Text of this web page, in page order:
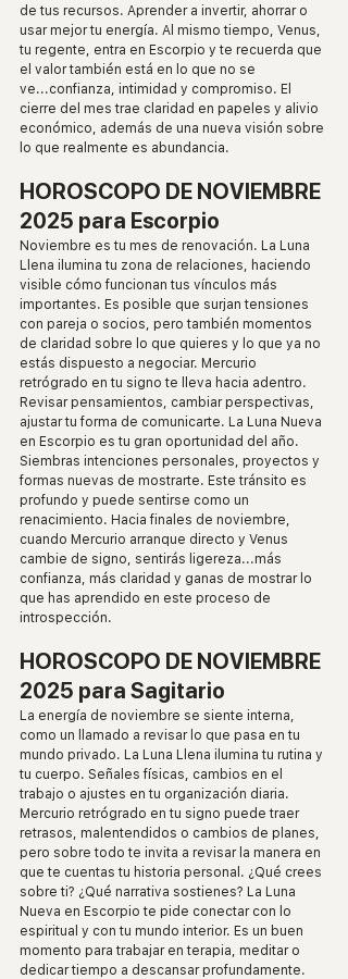
de tus recursos. Aprender a invertir, ahorrar o
usar mejor tu energía. Al mismo tiempo, Venus,
tu regente, entra en Escorpio y te recuerda que
el valor también está en lo que no se
ve...confianza, intimidad y compromiso. El
cierre del mes trae claridad en papeles y alivio
económico, además de una nueva visión sobre
lo que realmente es abundancia.
HOROSCOPO DE NOVIEMBRE
2025 para Escorpio
Noviembre es tu mes de renovación. La Luna
Llena ilumina tu zona de relaciones, haciendo
visible cómo funcionan tus vínculos más
importantes. Es posible que surjan tensiones
con pareja o socios, pero también momentos
de claridad sobre lo que quieres y lo que ya no
estás dispuesto a negociar. Mercurio
retrógrado en tu signo te lleva hacia adentro.
Revisar pensamientos, cambiar perspectivas,
ajustar tu forma de comunicarte. La Luna Nueva
en Escorpio es tu gran oportunidad del año.
Siembras intenciones personales, proyectos y
formas nuevas de mostrarte. Este tránsito es
profundo y puede sentirse como un
renacimiento. Hacia finales de noviembre,
cuando Mercurio arranque directo y Venus
cambie de signo, sentirás ligereza...más
confianza, más claridad y ganas de mostrar lo
que has aprendido en este proceso de
introspección.
HOROSCOPO DE NOVIEMBRE
2025 para Sagitario
La energía de noviembre se siente interna,
como un llamado a revisar lo que pasa en tu
mundo privado. La Luna Llena ilumina tu rutina y
tu cuerpo. Señales físicas, cambios en el
trabajo o ajustes en tu organización diaria.
Mercurio retrógrado en tu signo puede traer
retrasos, malentendidos o cambios de planes,
pero sobre todo te invita a revisar la manera en
que te cuentas tu historia personal. ¿Qué crees
sobre ti? ¿Qué narrativa sostienes? La Luna
Nueva en Escorpio te pide conectar con lo
espiritual y con tu mundo interior. Es un buen
momento para trabajar en terapia, meditar o
dedicar tiempo a descansar profundamente.